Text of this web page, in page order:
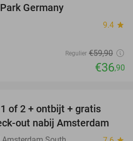
Germany
9.4 star
Regulier €59,90
€36,90
of 2 + ontbijt + gratis
out nabij Amsterdam